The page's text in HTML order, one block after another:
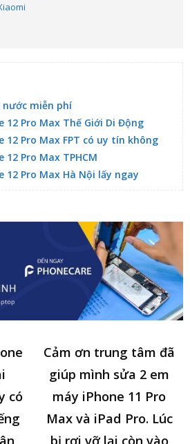
nước miễn phí
12 Pro Max Thế Giới Di Động
12 Pro Max FPT có uy tín không
Pro Max TPHCM
12 Pro Max Hà Nội lấy ngay
có
Cảm ơn trung tâm đã
giúp mình sửa 2 em
máy iPhone 11 Pro
Max và iPad Pro. Lúc
bị rơi vỡ lại còn vào